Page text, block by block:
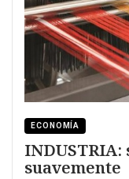
ECONOMÍA
suavemente